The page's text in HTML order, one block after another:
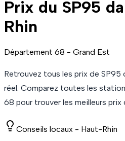
Prix du SP95
Rhin
Département 68 - Grand Est
Retrouvez tous les prix de SP95
réel. Comparez toutes les
68 pour trouver les meilleurs prix
Conseils locaux - Haut-Rhin